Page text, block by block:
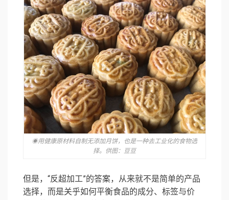
◉用健康原材料自制无添加月饼，也是一种去工业化的食物选
择。供图：豆豆
但是，“反超加工”的答案，从来就不是简单的产品
选择，而是关乎如何平衡食品的成分、标签与价